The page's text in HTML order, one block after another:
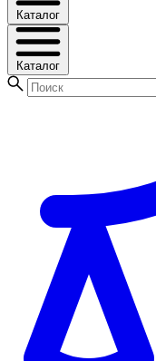
Каталог
Каталог